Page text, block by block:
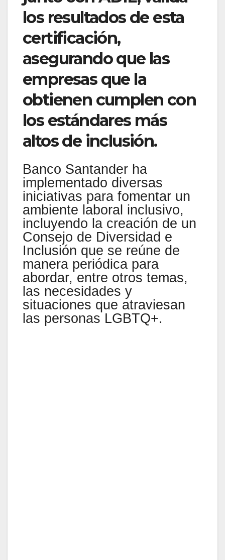
los resultados de esta
certificación,
asegurando que las
empresas que la
obtienen cumplen con
los estándares más
altos de inclusión.
Banco Santander ha
implementado diversas
iniciativas para fomentar un
ambiente laboral inclusivo,
incluyendo la creación de un
Consejo de Diversidad e
Inclusión que se reúne de
manera periódica para
abordar, entre otros temas,
las necesidades y
situaciones que atraviesan
las personas LGBTQ+.